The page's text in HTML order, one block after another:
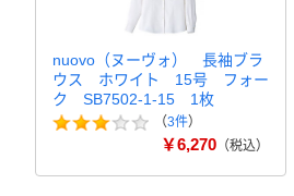
nuovo（ヌーヴォ） 長袖ブラ
ウス ホワイト 15号 フォー
ク SB7502-1-15 1枚
（3件）
￥6,270 （税込）